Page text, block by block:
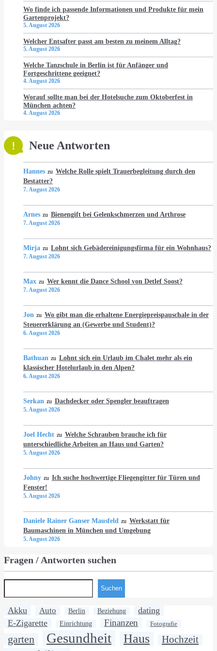
Wo finde ich passende Informationen und Produkte für mein
Gartenprojekt?
5. August 2026
Welcher Entsafter passt am besten zu meinem Alltag?
5. August 2026
Welche Tanzschule in Berlin ist für Anfänger und
Fortgeschrittene geeignet?
4. August 2026
Worauf sollte man bei der Hotelsuche zum Oktoberfest in
München achten?
4. August 2026
Neue Antworten
Hannes zu Welche Rolle spielt Trauerbegleitung durch den
Bestatter?
7. August 2026
Arnes zu Bienengift bei Gelenkschmerzen und Arthrose
7. August 2026
Mirja zu Lohnt sich Gebädereinigungsfirma für ein Wohnhaus?
7. August 2026
Max zu Wer kennt die Dance School von Detlef Soost?
7. August 2026
Jon zu Wo gibt man die erhaltene Energiepreispauschale in der
Steuererklärung an (Gewerbe und Student)?
6. August 2026
Bathuan zu Lohnt sich ein Urlaub im Chalet mehr als ein
klassischer Hotelurlaub in den Alpen?
6. August 2026
Serkan zu Dachdecker oder Spengler beauftragen
5. August 2026
Joel Hecht zu Welche Schrauben brauche ich für
unterschiedliche Arbeiten an Haus und Garten?
5. August 2026
Johny zu Ich suche hochwertige Fliegengitter für Türen und
Fenster!
5. August 2026
Daniele Rainer Ganser Mausfeld zu Werkstatt für
Baumaschinen in München und Umgebung
5. August 2026
Fragen / Antworten suchen
Suchen
Akku Auto Berlin Beziehung
dating
E-Zigarette
Einrichtung Finanzen Fotografie
garten Gesundheit Haus Hochzeit